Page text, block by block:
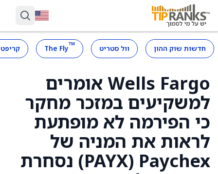
חדשות שוק ההון וול סטריט ™
The Fly
Wells Fargo אומרים
למשקיעים במזכר מחקר
כי הפירמה לא מופתעת
לראות את המניה של
Paychex ‏(PAYX) נסחרת